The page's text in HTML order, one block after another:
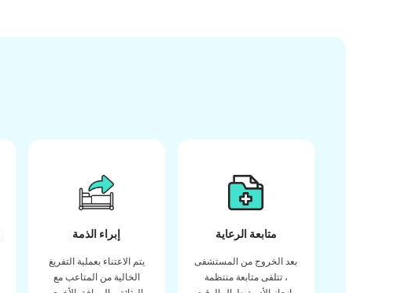
إبراء الذمة
يتم الاعتناء بعملية التفريغ
الخالية من المتاعب مع
متابعة الرعاية
بعد الخروج من المستشفى
، تتلقى متابعة منتظمة